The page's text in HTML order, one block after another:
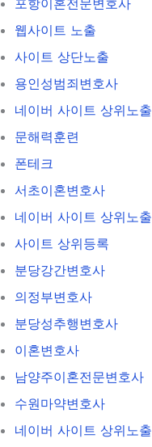
웹사이트 노출
사이트 상단노출
용인성범죄변호사
네이버 사이트 상위노출
문해력훈련
폰테크
서초이혼변호사
네이버 사이트 상위노출
사이트 상위등록
분당강간변호사
의정부변호사
분당성추행변호사
이혼변호사
남양주이혼전문변호사
수원마약변호사
네이버 사이트 상위노출